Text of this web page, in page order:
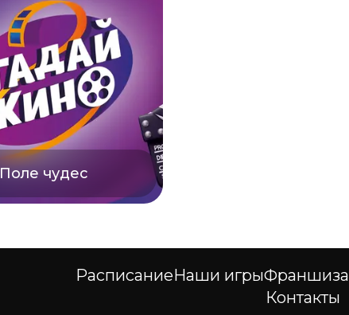
Поле чудес
РасписаниеНаши игрыФраншиза
Контакты